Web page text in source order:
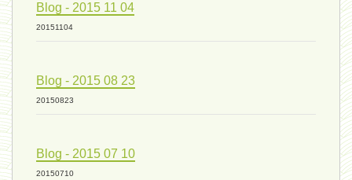
mode de production industriel 01 -
Blog - 2015 11 04
20151104
Blog - 2015 08 23
20150823
Blog - 2015 07 10
20150710